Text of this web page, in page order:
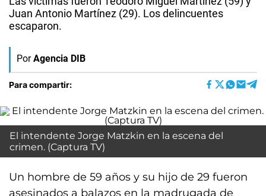
Juan Antonio Martínez (29). Los delincuentes
escaparon.
Por Agencia DIB
Para compartir:
El intendente Jorge Matzkin en la escena del
crimen. (Captura TV)
Un hombre de 59 años y su hijo de 29 fueron
asesinados a balazos en la madrugada de